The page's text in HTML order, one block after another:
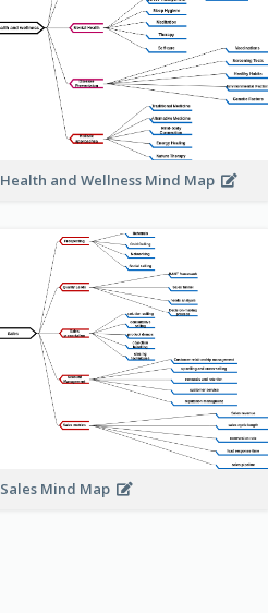
Health and Wellness Mind Map
Sales Mind Map